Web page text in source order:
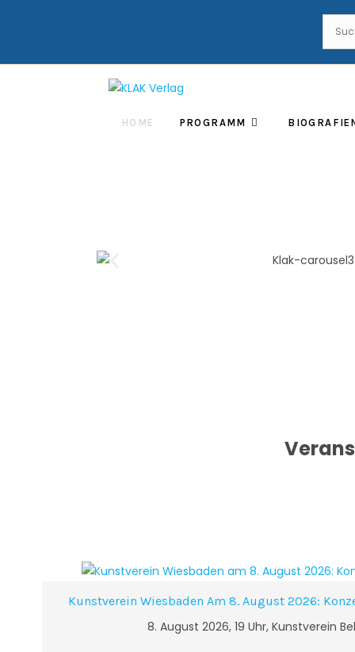
HOME PROGRAMM
Kunstverein Wiesbaden Am 8. August 2026:
8. August 2026, 19 Uhr, Kunstverein